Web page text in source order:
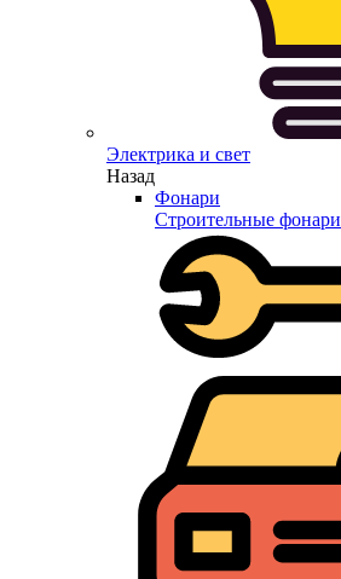
Электрика и свет
Назад
Фонари
Строительные фонари